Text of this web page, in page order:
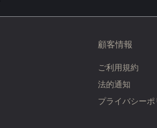
顧客情報
ご利用規約
法的通知
プライバシーポ